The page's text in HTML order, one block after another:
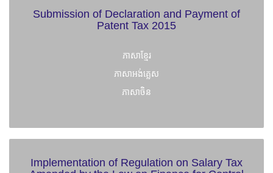
Submission of Declaration and Payment of
Patent Tax 2015
ភាសាខ្មែរ
ភាសាអង់គ្លេស
ភាសាចិន
Implementation of Regulation on Salary Tax